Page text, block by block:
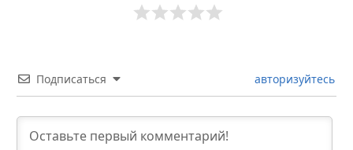
Подписаться авторизуйтесь